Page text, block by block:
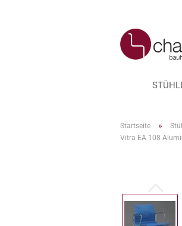
Thonet
Thonet
Thonet
Startseite »
Vitra EA 108